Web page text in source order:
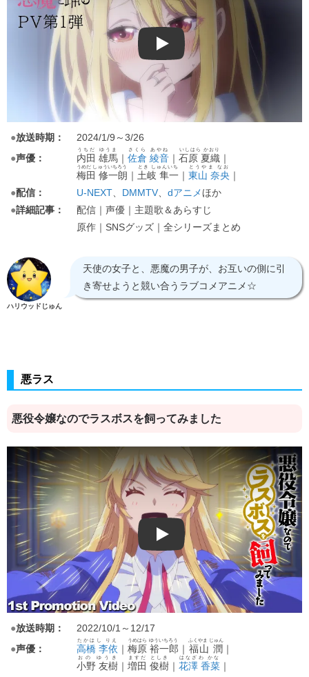
Play
●放送時期：
2024/1/9～3/26
●声優： 内田 雄馬
うちだ ゆうま
｜ 佐倉 綾音
さくら あやね
｜ 石原 夏織
いしはら かおり
｜
梅田 修一朗
うめだ しゅういちろう
｜ 土岐 隼一
とき しゅんいち
｜ 東山 奈央
とうやま なお
｜
●配信： U-NEXT DMMTV dアニメほか
●詳細記事：
配信｜声優｜主題歌＆あらすじ
原作｜SNSグッズ｜全シリーズまとめ
ハリウッドじゅん
天使の女子と、悪魔の男子が、お互いの側に引
き寄せようと競い合うラブコメアニメ☆
悪ラス
悪役令嬢なのでラスボスを飼ってみました
Play
●放送時期：
2022/10/1～12/17
●声優： 高橋 李依
たかはし りえ
｜ 梅原 裕一郎
うめはら ゆういちろう
｜ 福山 潤
ふくやま じゅん
｜
小野 友樹
おの ゆうき
｜ 増田 俊樹
ますだ としき
｜ 花澤 香菜
はなざわ かな
｜